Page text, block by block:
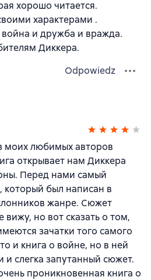
хорошо читается.
характерами .
война и дружба и вражда.
Диккера.
Odpowiedz
моих любимых авторов
открывает нам Диккера
Перед нами самый
был написан в
жанре. Сюжет
вижу, но вот сказать о том,
зачатки того самого
и книга о войне, но в ней
и слегка запутанный сюжет.
проникновенная книга о